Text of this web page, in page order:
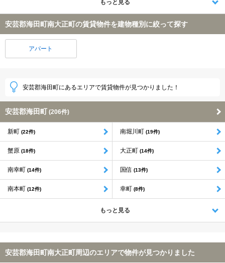
もっと見る
安芸郡海田町南大正町の賃貸物件を建物種別に絞って探す
アパート
安芸郡海田町にあるエリアで賃貸物件が見つかりました！
安芸郡海田町 (206件)
新町 (22件) 南堀川町 (19件)
蟹原 (18件) 大正町 (14件)
南幸町 (14件) 国信 (13件)
南本町 (12件) 幸町 (8件)
もっと見る
安芸郡海田町南大正町周辺のエリアで物件が見つかりました